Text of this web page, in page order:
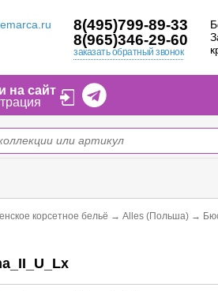
8(495)799-89-33
8(965)346-29-60
заказать обратный звонок
на сайт
корсетное бельё → Alles (Польша) →